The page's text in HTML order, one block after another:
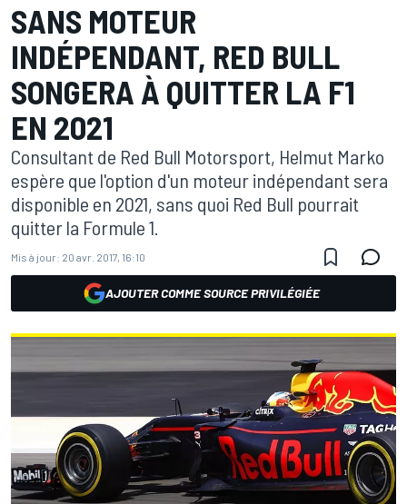
SANS MOTEUR
INDÉPENDANT, RED BULL
SONGERA À QUITTER LA F1
EN 2021
Consultant de Red Bull Motorsport, Helmut Marko
espère que l'option d'un moteur indépendant sera
disponible en 2021, sans quoi Red Bull pourrait
quitter la Formule 1.
Mis à jour: 20 avr. 2017, 16:10
AJOUTER COMME SOURCE PRIVILÉGIÉE